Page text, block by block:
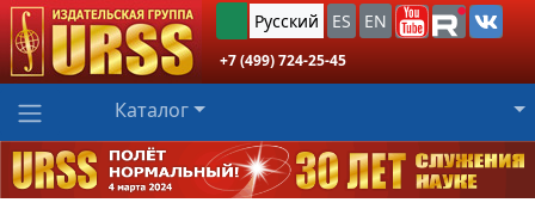
Русский ES EN
+7 (499) 724-25-45
Каталог